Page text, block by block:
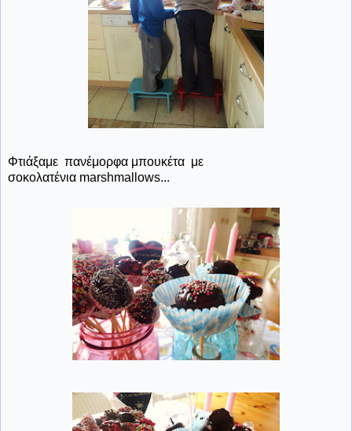
Φτιάξαμε πανέμορφα μπουκέτα με
σοκολατένια marshmallows...